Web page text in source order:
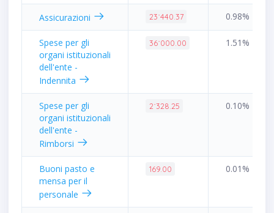
Assicurazioni 23˙440.37 0.98%
Spese per gli
organi istituzionali
dell'ente -
Indennita
36˙000.00 1.51%
Spese per gli
organi istituzionali
dell'ente -
Rimborsi
2˙328.25 0.10%
Buoni pasto e
mensa per il
personale
169.00 0.01%